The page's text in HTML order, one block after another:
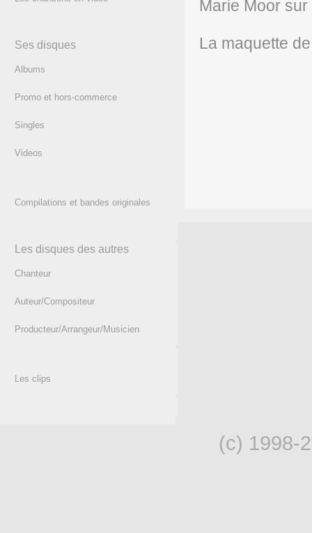
Ses disques
Albums
Promo et hors-commerce
Singles
Videos
Compilations et bandes originales
Les disques des autres
Chanteur
Auteur/Compositeur
Producteur/Arrangeur/Musicien
Les clips
Marie Moor
La maquette
(c) 1998-